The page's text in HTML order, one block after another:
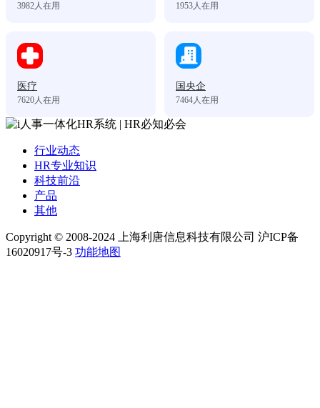
3982 人在用 1953 人在用
医疗
7620 人在用
国央企
7464 人在用
行业动态
HR专业知识
科技前沿
产品
其他
Copyright © 2008-2024 上海利唐信息科技有限公司 沪ICP备
16020917号-3 功能地图